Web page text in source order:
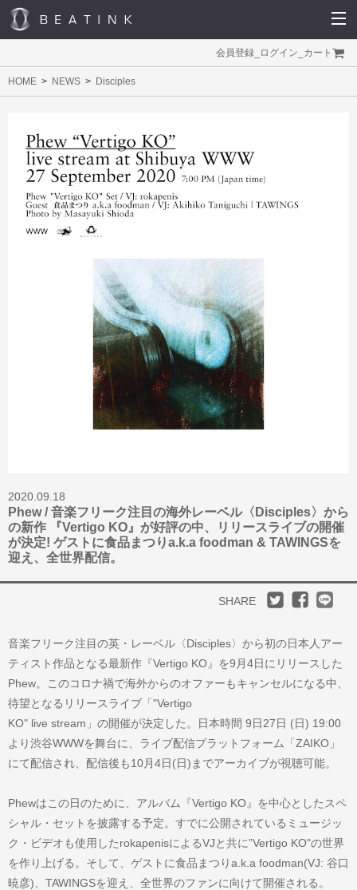
会員登録 ログイン カート
HOME NEWS Disciples
2020.09.18
Phew / 音楽フリーク注目の海外レーベル〈Disciples〉から
の新作 『Vertigo KO』が好評の中、リリースライブの開催
が決定! ゲストに食品まつりa.k.a foodman & TAWINGSを
迎え、全世界配信。
SHARE
音楽フリーク注目の英・レーベル〈Disciples〉から初の日本人アー
ティスト作品となる最新作『Vertigo KO』を9月4日にリリースした
Phew。このコロナ禍で海外からのオファーもキャンセルになる中、
待望となるリリースライブ「"Vertigo
KO" live stream」の開催が決定した。日本時間 9日27日 (日) 19:00
より渋谷WWWを舞台に、ライブ配信プラットフォーム「ZAIKO」
にて配信され、配信後も10月4日(日)までアーカイブが視聴可能。
Phewはこの日のために、アルバム『Vertigo KO』を中心としたスペ
シャル・セットを披露する予定。すでに公開されているミュージッ
ク・ビデオも使用したrokapenisによるVJと共に”Vertigo KO"の世界
を作り上げる。そして、ゲストに食品まつりa.k.a foodman(VJ: 谷口
暁彦)、TAWINGSを迎え、全世界のファンに向けて開催される。